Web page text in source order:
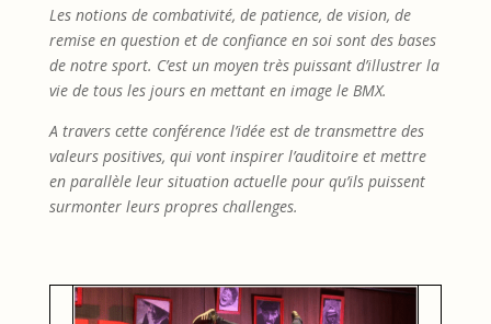
Les notions de combativité, de patience, de vision, de
remise en question et de confiance en soi sont des bases
de notre sport. C’est un moyen très puissant d’illustrer la
vie de tous les jours en mettant en image le BMX.
A travers cette conférence l’idée est de transmettre des
valeurs positives, qui vont inspirer l’auditoire et mettre
en parallèle leur situation actuelle pour qu’ils puissent
surmonter leurs propres challenges.